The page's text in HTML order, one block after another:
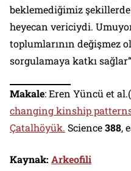
beklemediğimiz
heyecan vericiydi.
toplumlarının değişmez
sorgulamaya katkı
Makale: Eren Yüncü et
changing kinship
Çatalhöyük. Science388,
Kaynak: Arkeofili